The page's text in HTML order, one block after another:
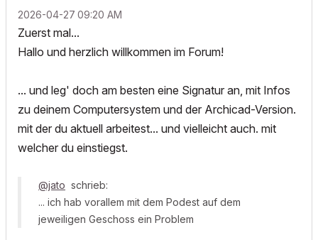
‎2026-04-27 09:20 AM
Zuerst mal...
Hallo und herzlich willkommen im Forum!
... und leg' doch am besten eine Signatur an, mit Infos
zu deinem Computersystem und der Archicad-Version.
mit der du aktuell arbeitest... und vielleicht auch. mit
welcher du einstiegst.
@jato schrieb:
... ich hab vorallem mit dem Podest auf dem
jeweiligen Geschoss ein Problem